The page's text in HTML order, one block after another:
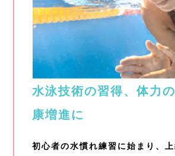
水泳技術の習得、体力
康増進に
初心者の水慣れ練習に始まり、